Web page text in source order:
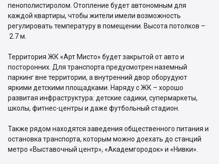
пенополистиролом. Отопление будет автономным для
каждой квартиры, чтобы жители имели возможность
регулировать температуру в помещении. Высота потолков –
2.7 м.
Территория ЖК «Арт Мисто» будет закрытой от авто и
посторонних. Для транспорта предусмотрен наземный
паркинг вне территории, а внутренний двор оборудуют
яркими детскими площадками. Наряду с ЖК – хорошо
развитая инфраструктура: детские садики, супермаркеты,
школы, фитнес-центры и даже футбольный стадион.
Также рядом находятся заведения общественного питания и
остановка транспорта, которым можно доехать до станций
метро «Выставочный центр», «Академгородок» и «Нивки».